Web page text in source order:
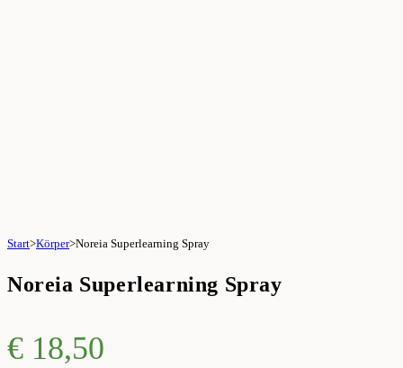
Start>Körper>Noreia Superlearning Spray
Noreia Superlearning Spray
€ 18,50